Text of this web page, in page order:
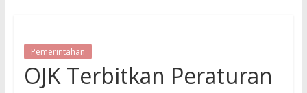
Pemerintahan
OJK Terbitkan Peraturan